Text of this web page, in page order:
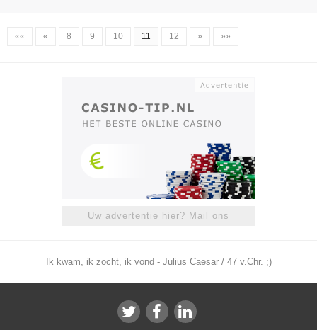
«« « 8 9 10 11 12 » »»
Uw advertentie hier? Mail ons
Ik kwam, ik zocht, ik vond - Julius Caesar / 47 v.Chr. ;)